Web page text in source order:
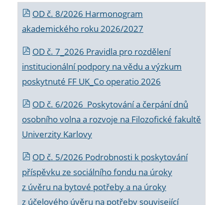
OD č. 8/2026 Harmonogram
akademického roku 2026/2027
OD č. 7_2026 Pravidla pro rozdělení
institucionální podpory na vědu a výzkum
poskytnuté FF UK_Co operatio 2026
OD č. 6/2026 Poskytování a čerpání dnů
osobního volna a rozvoje na Filozofické fakultě
Univerzity Karlovy
OD č. 5/2026 Podrobnosti k poskytování
příspěvku ze sociálního fondu na úroky
z úvěru na bytové potřeby a na úroky
z účelového úvěru na potřeby související